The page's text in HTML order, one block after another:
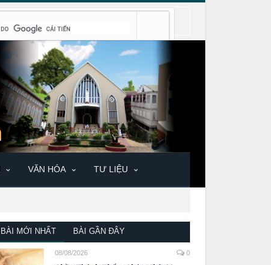
VĂN HÓA TƯ LIỆU
BÀI MỚI NHẤT BÀI GẦN ĐÂY
08/08/2026 0